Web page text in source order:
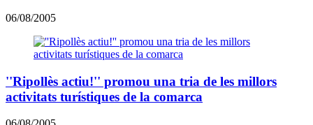
06/08/2005
''Ripollès actiu!'' promou una tria de les millors
activitats turístiques de la comarca